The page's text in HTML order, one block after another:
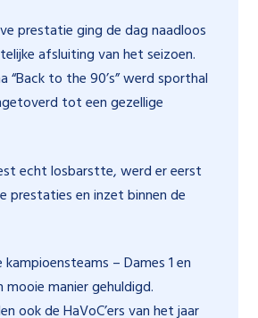
prestatie ging de dag naadloos
afsluiting van het seizoen.
“Back to the 90’s” werd sporthal
tot een gezellige
echt losbarstte, werd er eerst
prestaties en inzet binnen de
– Dames 1 en
mooie manier gehuldigd.
ook de HaVoC’ers van het jaar